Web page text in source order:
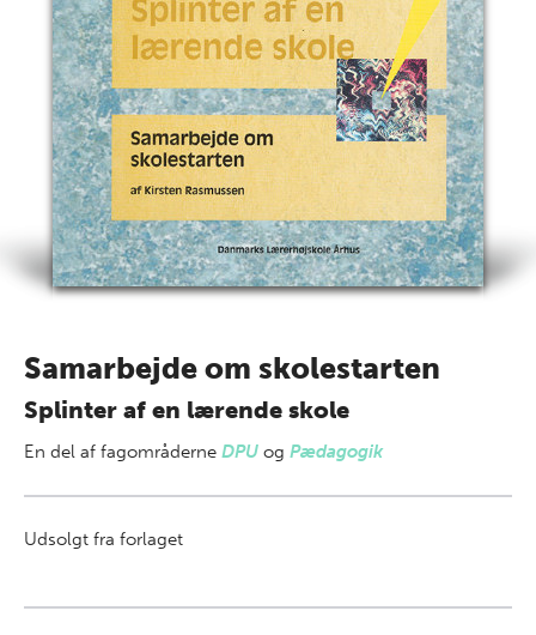
Samarbejde om skolestarten
Splinter af en lærende skole
En del af fagområderne DPU og Pædagogik
Udsolgt fra forlaget